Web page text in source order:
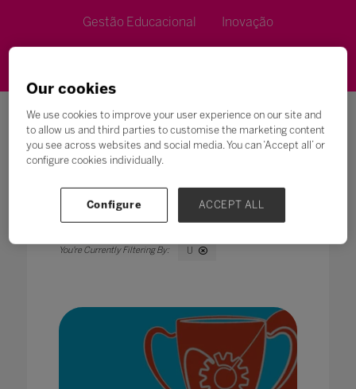
Gestão Educacional Inovação
Todos 0 - 9 C D
U
Our cookies
We use cookies to improve your user experience on our site and
to allow us and third parties to customise the marketing content
you see across websites and social media. You can ‘Accept all’ or
configure cookies individually.
Configure ACCEPT ALL